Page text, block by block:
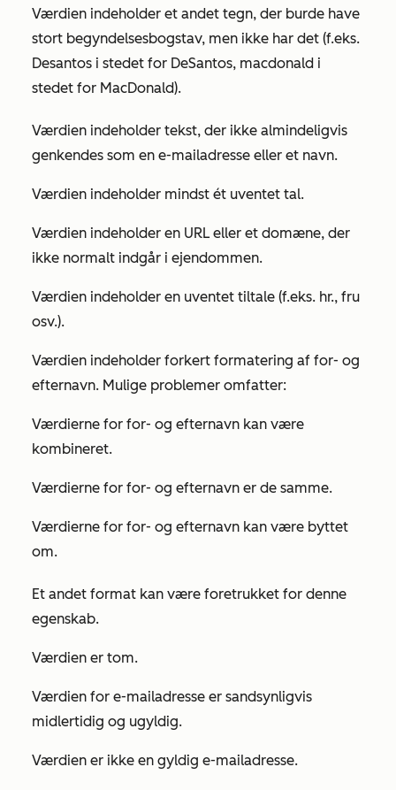
Værdien indeholder et andet tegn, der burde have
stort begyndelsesbogstav, men ikke har det (f.eks.
Desantos i stedet for DeSantos, macdonald i
stedet for MacDonald).
Værdien indeholder tekst, der ikke almindeligvis
genkendes som en e-mailadresse eller et navn.
Værdien indeholder mindst ét uventet tal.
Værdien indeholder en URL eller et domæne, der
ikke normalt indgår i ejendommen.
Værdien indeholder en uventet tiltale (f.eks. hr., fru
osv.).
Værdien indeholder forkert formatering af for- og
efternavn. Mulige problemer omfatter:
Værdierne for for- og efternavn kan være
kombineret.
Værdierne for for- og efternavn er de samme.
Værdierne for for- og efternavn kan være byttet
om.
Et andet format kan være foretrukket for denne
egenskab.
Værdien er tom.
Værdien for e-mailadresse er sandsynligvis
midlertidig og ugyldig.
Værdien er ikke en gyldig e-mailadresse.